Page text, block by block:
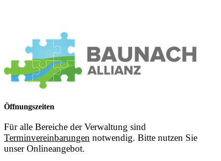
Öffnungszeiten
Für alle Bereiche der Verwaltung sind
Terminvereinbarungen notwendig. Bitte nutzen Sie
unser Onlineangebot.